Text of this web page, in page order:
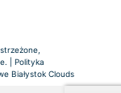
| Polityka
Białystok Clouds